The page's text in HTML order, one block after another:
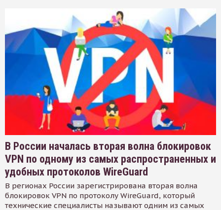
В России началась вторая волна блокировок
VPN по одному из самых распространенных и
удобных протоколов WireGuard
В регионах России зарегистрирована вторая волна
блокировок VPN по протоколу WireGuard, который
технические специалисты называют одним из самых